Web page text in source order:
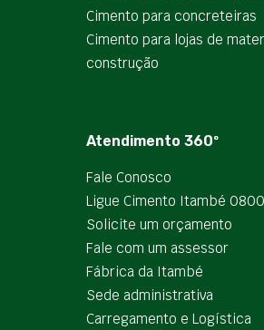
Cimento para concreteiras
Cimento para lojas de
construção
Atendimento 360º
Fale Conosco
Ligue Cimento Itambé 0800
Solicite um orçamento
Fale com um assessor
Fábrica da Itambé
Sede administrativa
Carregamento e Logística